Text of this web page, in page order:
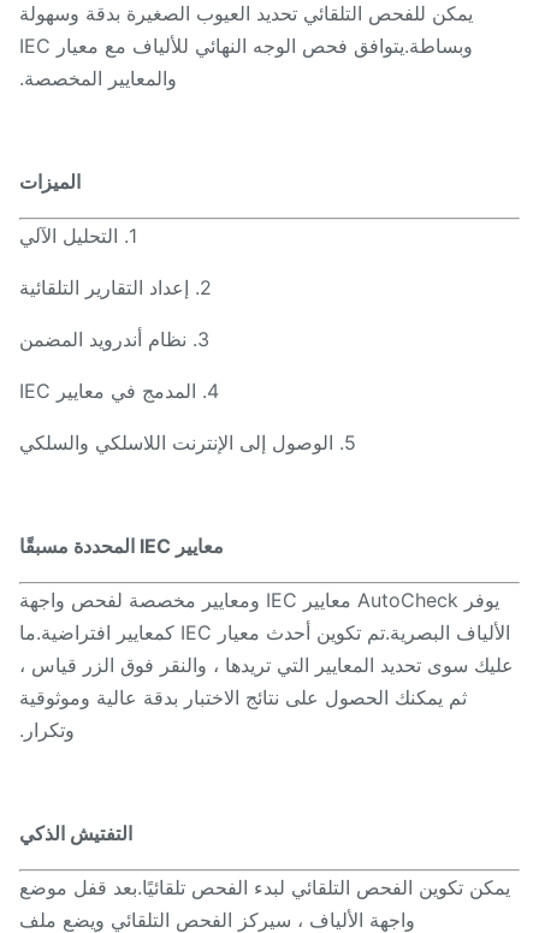
يمكن للفحص التلقائي تحديد العيوب الصغيرة بدقة وسهولة
وبساطة.يتوافق فحص الوجه النهائي للألياف مع معيار IEC
والمعايير المخصصة.
الميزات
معايير IEC المحددة مسبقًا
يوفر AutoCheck معايير IEC ومعايير مخصصة لفحص واجهة
الألياف البصرية.تم تكوين أحدث معيار IEC كمعايير افتراضية.ما
سوى تحديد المعايير التي تريدها ، والنقر فوق الزر قياس ،
ثم يمكنك الحصول على نتائج الاختبار بدقة عالية وموثوقية
وتكرار.
التفتيش الذكي
تكوين الفحص التلقائي لبدء الفحص تلقائيًا.بعد قفل موضع
واجهة الألياف ، سيركز الفحص التلقائي ويضع ملف